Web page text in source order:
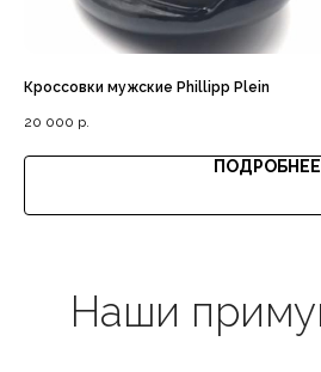
Кроссовки мужские Phillipp Plein
20 000 р.
ПОДРОБНЕЕ